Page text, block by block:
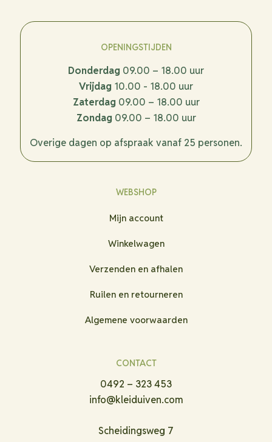
OPENINGSTIJDEN
Donderdag 09.00 – 18.00 uur
Vrijdag 10.00 - 18.00 uur
Zaterdag 09.00 – 18.00 uur
Zondag 09.00 – 18.00 uur
Overige dagen op afspraak vanaf 25 personen.
WEBSHOP
Mijn account
Winkelwagen
Verzenden en afhalen
Ruilen en retourneren
Algemene voorwaarden
CONTACT
0492 – 323 453
info@kleiduiven.com
Scheidingsweg 7